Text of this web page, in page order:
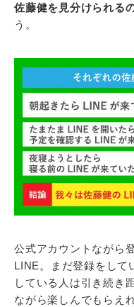
佐藤健を見分けられるの
う。
公式アカウントながら
LINE。まだ登録をして
している人は引き続き
ながら楽しんでもらえ